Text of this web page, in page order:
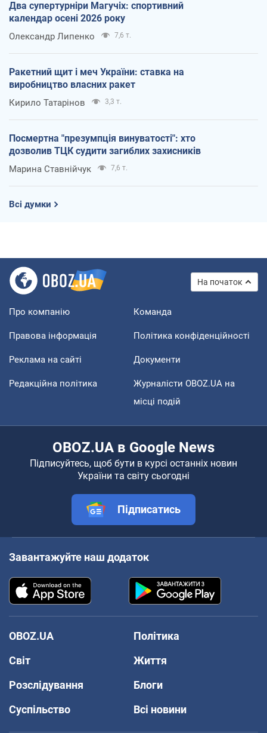
Два супертурніри Магучіх: спортивний
календар осені 2026 року
Олександр Липенко 7,6 т.
Ракетний щит і меч України: ставка на
виробництво власних ракет
Кирило Татарінов 3,3 т.
Посмертна "презумпція винуватості": хто
дозволив ТЦК судити загиблих захисників
Марина Ставнійчук 7,6 т.
Всі думки
На початок
Про компанію Команда
Правова інформація Політика конфіденційності
Реклама на сайті Документи
Редакційна політика
Журналісти OBOZ.UA на
місці подій
OBOZ.UA в Google News
Підписуйтесь, щоб бути в курсі останніх новин
України та світу сьогодні
Підписатись
Завантажуйте наш додаток
OBOZ.UA
Політика
Світ
Життя
Розслідування
Блоги
Суспільство
Всі новини